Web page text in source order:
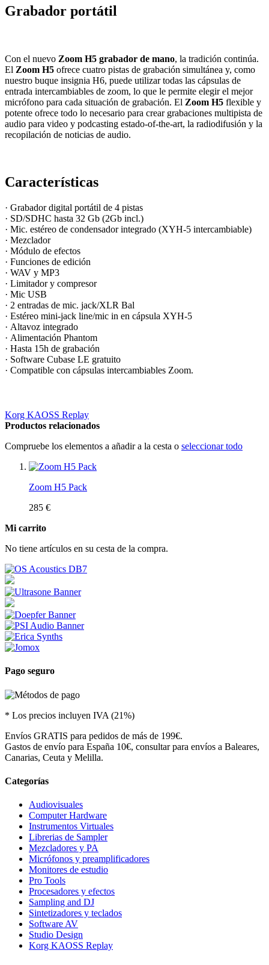
Grabador portátil
Con el nuevo Zoom H5 grabador de mano, la tradición continúa.
El Zoom H5 ofrece cuatro pistas de grabación simultánea y, como
nuestro buque insignia H6, puede utilizar todas las cápsulas de
entrada intercambiables de zoom, lo que le permite elegir el mejor
micrófono para cada situación de grabación. El Zoom H5 flexible y
potente ofrece todo lo necesario para crear grabaciones multipista de
audio para video y podcasting estado-of-the-art, la radiodifusión y la
recopilación de noticias de audio.
Características
· Grabador digital portátil de 4 pistas
· SD/SDHC hasta 32 Gb (2Gb incl.)
· Mic. estéreo de condensador integrado (XYH-5 intercambiable)
· Mezclador
· Módulo de efectos
· Funciones de edición
· WAV y MP3
· Limitador y compresor
· Mic USB
· 2 entradas de mic. jack/XLR Bal
· Estéreo mini-jack line/mic in en cápsula XYH-5
· Altavoz integrado
· Alimentación Phantom
· Hasta 15h de grabación
· Software Cubase LE gratuito
· Compatible con cápsulas intercambiables Zoom.
Korg KAOSS Replay
Productos relacionados
Compruebe los elementos a añadir a la cesta o seleccionar todo
Zoom H5 Pack
285 €
Mi carrito
No tiene artículos en su cesta de la compra.
Pago seguro
* Los precios incluyen IVA (21%)
Envíos GRATIS para pedidos de más de 199€.
Gastos de envío para España 10€, consultar para envíos a Baleares,
Canarias, Ceuta y Melilla.
Categorías
Audiovisuales
Computer Hardware
Instrumentos Virtuales
Librerias de Sampler
Mezcladores y PA
Micrófonos y preamplificadores
Monitores de estudio
Pro Tools
Procesadores y efectos
Sampling and DJ
Sintetizadores y teclados
Software AV
Studio Design
Korg KAOSS Replay